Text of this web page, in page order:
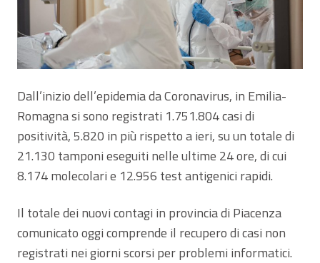
Dall’inizio dell’epidemia da Coronavirus, in Emilia-
Romagna si sono registrati 1.751.804 casi di
positività, 5.820 in più rispetto a ieri, su un totale di
21.130 tamponi eseguiti nelle ultime 24 ore, di cui
8.174 molecolari e 12.956 test antigenici rapidi.
Il totale dei nuovi contagi in provincia di Piacenza
comunicato oggi comprende il recupero di casi non
registrati nei giorni scorsi per problemi informatici.